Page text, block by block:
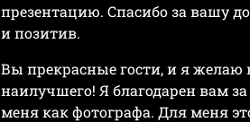
презентацию. Спасибо за вашу
и позитив.
Вы прекрасные гости, и я желаю
наилучшего! Я благодарен вам
меня как фотографа. Для меня